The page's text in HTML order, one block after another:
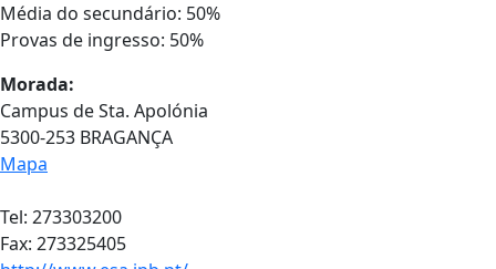
Média do secundário: 50%
Provas de ingresso: 50%
Morada:
Campus de Sta. Apolónia
5300-253 BRAGANÇA
Mapa
Tel: 273303200
Fax: 273325405